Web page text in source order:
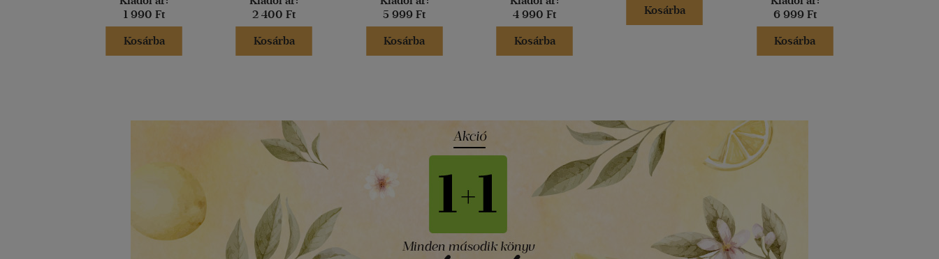
1 990 Ft
Kosárba
2 400 Ft
Kosárba
5 999 Ft
Kosárba
4 990 Ft
Kosárba
Kosárba
6 999 Ft
Kosárba